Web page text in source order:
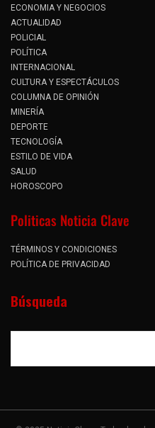
ECONOMIA Y NEGOCIOS
ACTUALIDAD
POLICIAL
POLÍTICA
INTERNACIONAL
CULTURA Y ESPECTÁCULOS
COLUMNA DE OPINIÓN
MINERÍA
DEPORTE
TECNOLOGÍA
ESTILO DE VIDA
SALUD
HOROSCOPO
Politicas Noticia Clave
TÉRMINOS Y CONDICIONES
POLÍTICA DE PRIVACIDAD
Búsqueda